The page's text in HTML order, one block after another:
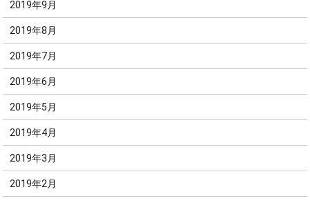
2019年9月
2019年8月
2019年7月
2019年6月
2019年5月
2019年4月
2019年3月
2019年2月